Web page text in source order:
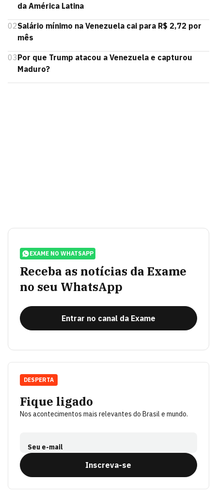
da América Latina
02Salário mínimo na Venezuela cai para R$ 2,72 por
mês
03Por que Trump atacou a Venezuela e capturou
Maduro?
EXAME NO WHATSAPP
Receba as notícias da Exame
no seu WhatsApp
Entrar no canal da Exame
Fique ligado
Nos acontecimentos mais relevantes do Brasil e mundo.
Seu e-mail
Inscreva-se
DESPERTA